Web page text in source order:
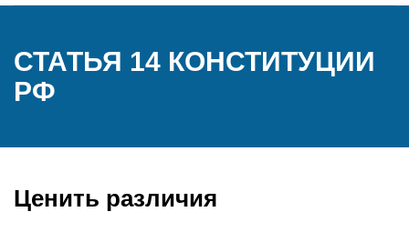
СТАТЬЯ 14 КОНСТИТУЦИИ
РФ
Ценить различия